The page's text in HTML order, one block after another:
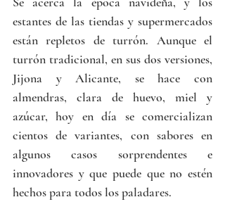
estantes de las tiendas y supermercados
están repletos de turrón. Aunque el
turrón tradicional, en sus dos versiones,
Jijona y Alicante, se hace con
almendras, clara de huevo, miel y
azúcar, hoy en día se comercializan
cientos de variantes, con sabores en
algunos casos sorprendentes e
innovadores y que puede que no estén
hechos para todos los paladares.